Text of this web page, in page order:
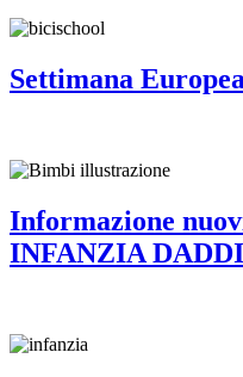
Settimana
Informazione
INFANZIA DADDI